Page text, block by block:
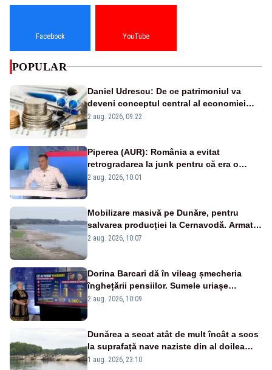
Facebook YouTube
POPULAR
Daniel Udrescu: De ce patrimoniul va
deveni conceptul central al economiei
viitoare?
2 aug. 2026, 09:22
Piperea (AUR): România a evitat
retrogradarea la junk pentru că era o
catastrofă pentru bănci și fondurile de
2 aug. 2026, 10:01
Mobilizare masivă pe Dunăre, pentru
salvarea producției la Cernavodă. Armata
va detona o stâncă și va devia apa
2 aug. 2026, 10:07
Dorina Barcari dă în vileag șmecheria
înghețării pensiilor. Sumele uriașe
pierdute de fiecare român
2 aug. 2026, 10:09
Dunărea a secat atât de mult încât a scos
la suprafață nave naziste din al doilea
război mondial
1 aug. 2026, 23:10